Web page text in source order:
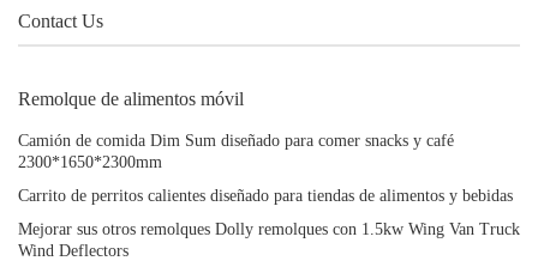
Contact Us
Remolque de alimentos móvil
Camión de comida Dim Sum diseñado para comer snacks y café
2300*1650*2300mm
Carrito de perritos calientes diseñado para tiendas de alimentos y bebidas
Mejorar sus otros remolques Dolly remolques con 1.5kw Wing Van Truck
Wind Deflectors